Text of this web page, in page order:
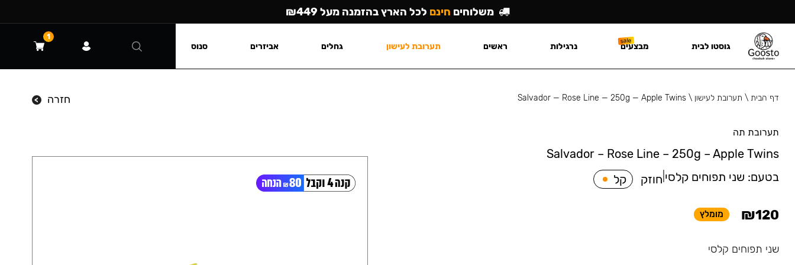
דף הבית\ תערובת לעישון \
Salvador — Rose Line — 250g — Apple Twins חזרה
תערובת תה
Salvador – Rose Line – 250g – Apple Twins
בטעם: שני תפוחים קלסי חוזק קל
₪120 מומלץ
שני תפוחים קלסי
משלוחים חינם לכל הארץ בהזמנה מעל ₪449
גוסטו לבית מבצעים נרגילות ראשים תערובת לעישון גחלים אביזרים סנוס
1